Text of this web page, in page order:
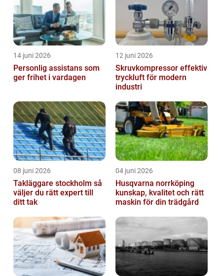
14 juni 2026
Personlig assistans som
ger frihet i vardagen
12 juni 2026
Skruvkompressor effektiv
tryckluft för modern
industri
08 juni 2026
Takläggare stockholm så
väljer du rätt expert till
ditt tak
04 juni 2026
Husqvarna norrköping
kunskap, kvalitet och rätt
maskin för din trädgård